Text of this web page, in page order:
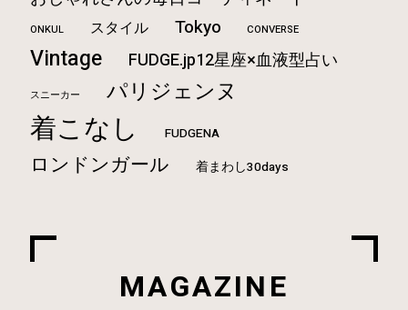
ONKUL スタイル Tokyo CONVERSE
Vintage FUDGE.jp12星座×血液型占い
スニーカー パリジェンヌ
着こなし FUDGENA
ロンドンガール 着まわし30days
MAGAZINE